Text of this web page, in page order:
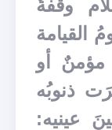
وقفةٌ
القيامة
أو
ذنوبُه
عينيه: